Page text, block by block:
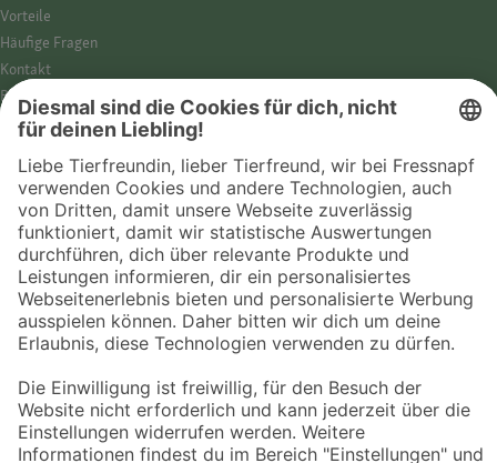
© 2026 Fressnapf Tiernahrungs GmbH
Vorteile
Häufige Fragen
Kontakt
Barrierefreiheit
Impressum
Cookies
AGB
Entdecke Fressnapf
Tierversicherung
GPS-Tracker
Online-Shop